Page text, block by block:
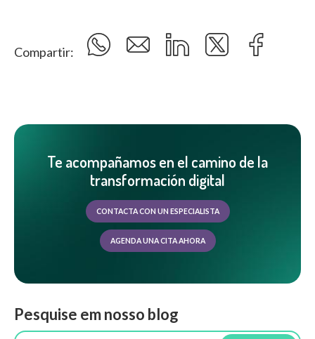
Compartir:
Te acompañamos en el camino de la
transformación digital
CONTACTA CON UN ESPECIALISTA
AGENDA UNA CITA AHORA
Pesquise em nosso blog